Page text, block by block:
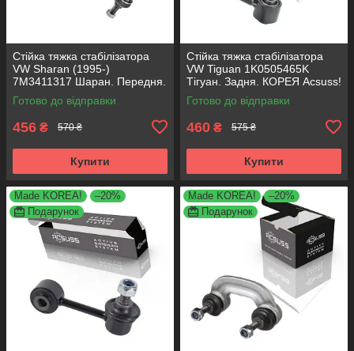
Стійка тяжка стабілізатора
VW Sharan (1995-)
7M3411317 Шаран. Передня.
КОРЕЯ Acsuss!
Готово до відправки
456 ₴ 570 ₴
Купити
Стійка тяжка стабілізатора
VW Tiguan 1K0505465K
Тігуан. Задня. КОРЕЯ Acsuss!
Готово до відправки
460 ₴ 575 ₴
Купити
Made KOREA!
–20%
Подарунок
Made KOREA!
–20%
Подарунок